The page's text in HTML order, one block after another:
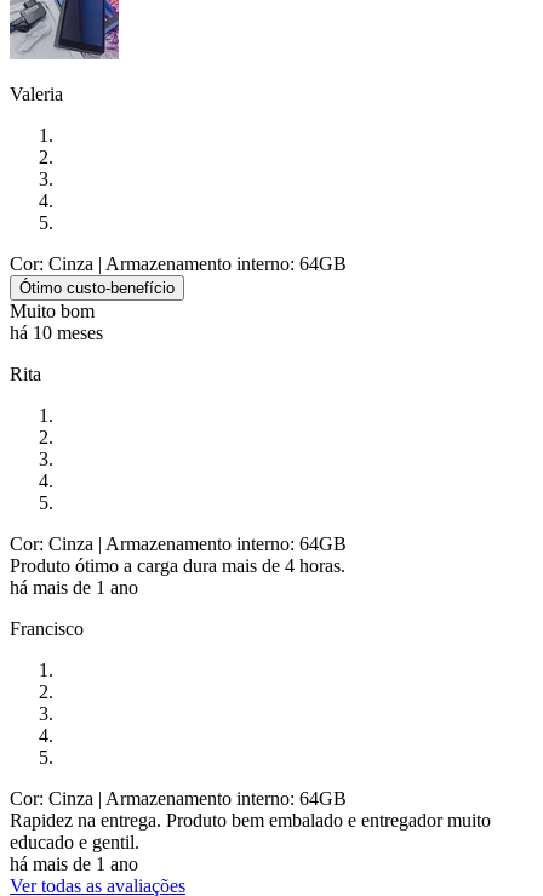
Valeria
Cor: Cinza | Armazenamento interno: 64GB
Ótimo custo-benefício
Muito bom
há 10 meses
Rita
Cor: Cinza | Armazenamento interno: 64GB
Produto ótimo a carga dura mais de 4 horas.
há mais de 1 ano
Francisco
Cor: Cinza | Armazenamento interno: 64GB
Rapidez na entrega. Produto bem embalado e entregador muito
educado e gentil.
há mais de 1 ano
Ver todas as avaliações